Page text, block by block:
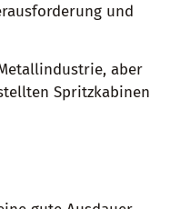
und
aber
Spritzkabinen